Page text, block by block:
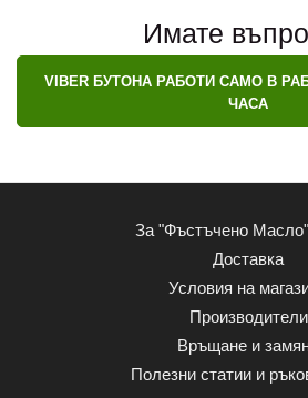
Имате
VIBER БУТОНА РАБОТИ САМО В
ЧАСА
За "Фъстъчено
Доставка
Условия на
Производители
Връщане и
Полезни статии и